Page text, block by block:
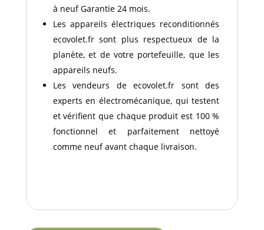
à neuf Garantie 24 mois.
Les appareils électriques reconditionnés
ecovolet.fr sont plus respectueux de la
planète, et de votre portefeuille, que les
appareils neufs.
Les vendeurs de ecovolet.fr sont des
experts en électromécanique, qui testent
et vérifient que chaque produit est 100 %
fonctionnel et parfaitement nettoyé
comme neuf avant chaque livraison.